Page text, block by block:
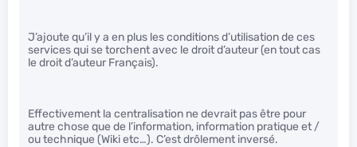
J’ajoute qu’il y a en plus les conditions d’utilisation de ces
services qui se torchent avec le droit d’auteur (en tout cas
le droit d’auteur Français).
Effectivement la centralisation ne devrait pas être pour
autre chose que de l’information, information pratique et /
ou technique (Wiki etc…). C’est drôlement inversé.